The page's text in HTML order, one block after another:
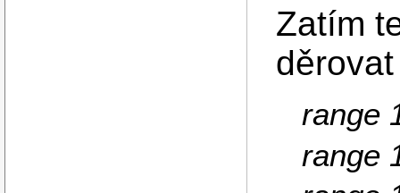
Zatím
range
range